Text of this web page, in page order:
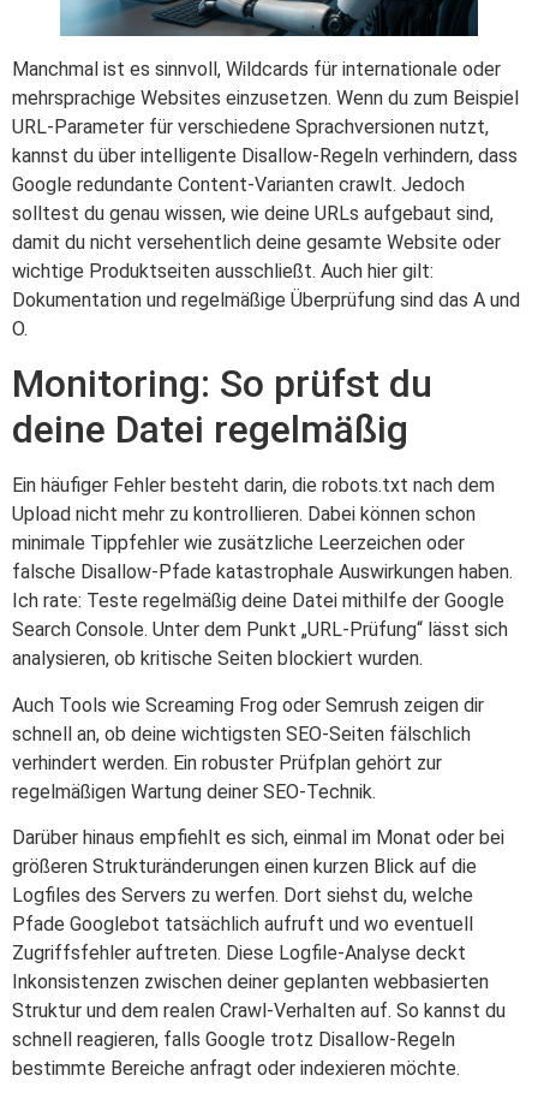
Manchmal ist es sinnvoll, Wildcards für internationale oder
mehrsprachige Websites einzusetzen. Wenn du zum Beispiel
URL-Parameter für verschiedene Sprachversionen nutzt,
kannst du über intelligente Disallow-Regeln verhindern, dass
Google redundante Content-Varianten crawlt. Jedoch
solltest du genau wissen, wie deine URLs aufgebaut sind,
damit du nicht versehentlich deine gesamte Website oder
wichtige Produktseiten ausschließt. Auch hier gilt:
Dokumentation und regelmäßige Überprüfung sind das A und
O.
Monitoring: So prüfst du
deine Datei regelmäßig
Ein häufiger Fehler besteht darin, die robots.txt nach dem
Upload nicht mehr zu kontrollieren. Dabei können schon
minimale Tippfehler wie zusätzliche Leerzeichen oder
falsche Disallow-Pfade katastrophale Auswirkungen haben.
Ich rate: Teste regelmäßig deine Datei mithilfe der Google
Search Console. Unter dem Punkt „URL-Prüfung“ lässt sich
analysieren, ob kritische Seiten blockiert wurden.
Auch Tools wie Screaming Frog oder Semrush zeigen dir
schnell an, ob deine wichtigsten SEO-Seiten fälschlich
verhindert werden. Ein robuster Prüfplan gehört zur
regelmäßigen Wartung deiner SEO-Technik.
Darüber hinaus empfiehlt es sich, einmal im Monat oder bei
größeren Strukturänderungen einen kurzen Blick auf die
Logfiles des Servers zu werfen. Dort siehst du, welche
Pfade Googlebot tatsächlich aufruft und wo eventuell
Zugriffsfehler auftreten. Diese Logfile-Analyse deckt
Inkonsistenzen zwischen deiner geplanten webbasierten
Struktur und dem realen Crawl-Verhalten auf. So kannst du
schnell reagieren, falls Google trotz Disallow-Regeln
bestimmte Bereiche anfragt oder indexieren möchte.